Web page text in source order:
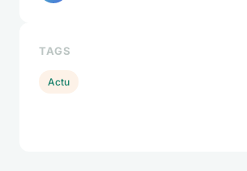
TAGS
Actu